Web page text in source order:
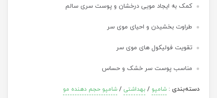
کمک به ایجاد مویی درخشان و پوست سری سالم
طراوت بخشیدن و احیای موی سر
تقویت فولیکول های موی سر
مناسب پوست سر خشک و حساس
دسته‌بندی: شامپو /بهداشتی/شامپو حجم دهنده مو